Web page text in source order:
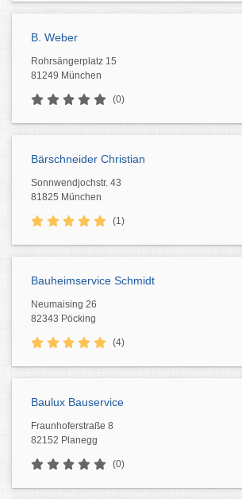
B. Weber
Rohrsängerplatz 15
81249 München
(0)
Bärschneider Christian
Sonnwendjochstr. 43
81825 München
(1)
Bauheimservice Schmidt
Neumaising 26
82343 Pöcking
(4)
Baulux Bauservice
Fraunhoferstraße 8
82152 Planegg
(0)